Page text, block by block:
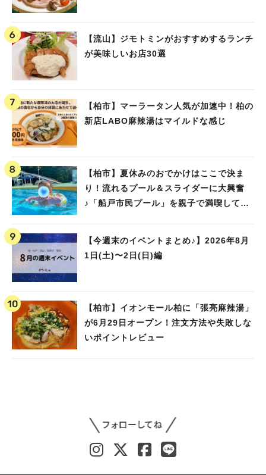
【流山】ジモトミンがおすすめするランチ
が美味しいお店30選
【柏市】マーラータン人気が加速中！柏の
新店LABO麻辣湯はマイルドな感じ
【柏市】夏休みのおでかけはここで決ま
り！流れるプール＆スライダーに大興奮
♪「船戸市民プール」を親子で満喫してき
【今週末のイベントまとめ♪】2026年8月
1日(土)〜2日(日)編
【柏市】イオンモール柏に「張亮麻辣湯」
が6月29日オープン！注文方法や失敗しな
いポイントレビュー